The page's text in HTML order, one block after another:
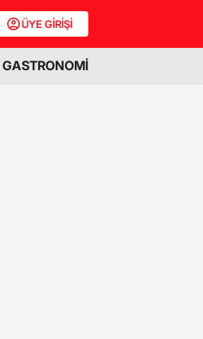
ÜYE GİRİŞİ
GASTRONOMİ